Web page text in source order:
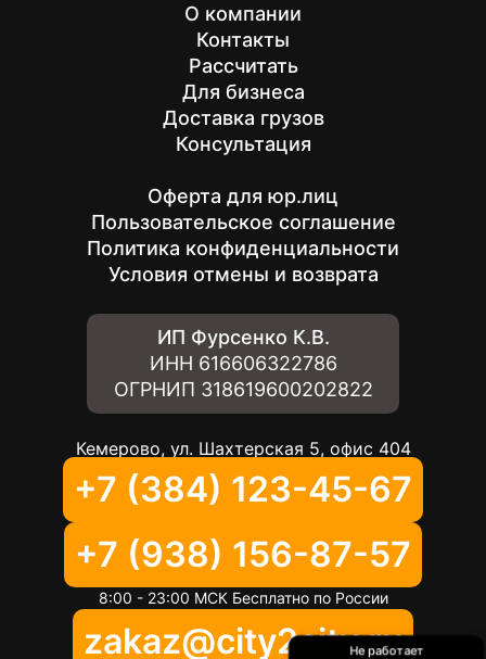
О компании
Контакты
Рассчитать
Для бизнеса
Доставка грузов
Консультация
Оферта для юр.лиц
Пользовательское соглашение
Политика конфиденциальности
Условия отмены и возврата
ИП Фурсенко К.В.
ИНН 616606322786
ОГРНИП 318619600202822
Кемерово, ул. Шахтерская 5, офис 404
+7 (384) 123-45-67
+7 (938) 156-87-57
8:00 - 23:00 МСК Бесплатно по России
zakaz@city2city.ru
Не работает